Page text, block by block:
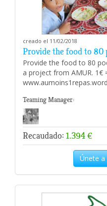
creado el 11/02/2018
Provide the food to 80
Provide the food to 80
a project from AMUR. 1€
Teaming Manager:
Recaudado: 1.394 €
Únete a